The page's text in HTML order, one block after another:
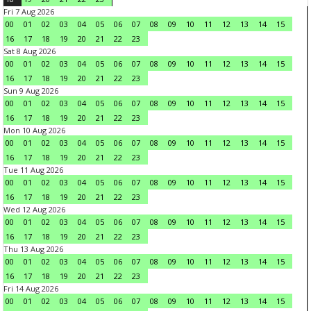
Fri 7 Aug 2026
00
01 02 03 04 05 06 07 08 09 10 11 12 13 14
15
16
17 18 19 20 21 22
23
Sat 8 Aug 2026
00
01 02 03 04 05 06 07 08 09 10 11 12 13 14
15
16
17 18 19 20 21 22
23
Sun 9 Aug 2026
00
01 02 03 04 05 06 07 08 09 10 11 12 13 14
15
16
17 18 19 20 21 22
23
Mon 10 Aug 2026
00
01 02 03 04 05 06 07 08 09 10 11 12 13 14
15
16
17 18 19 20 21 22
23
Tue 11 Aug 2026
00
01 02 03 04 05 06 07 08 09 10 11 12 13 14
15
16
17 18 19 20 21 22
23
Wed 12 Aug 2026
00
01 02 03 04 05 06 07 08 09 10 11 12 13 14
15
16
17 18 19 20 21 22
23
Thu 13 Aug 2026
00
01 02 03 04 05 06 07 08 09 10 11 12 13 14
15
16
17 18 19 20 21 22
23
Fri 14 Aug 2026
00
01 02 03 04 05 06 07 08 09 10 11 12 13 14
15